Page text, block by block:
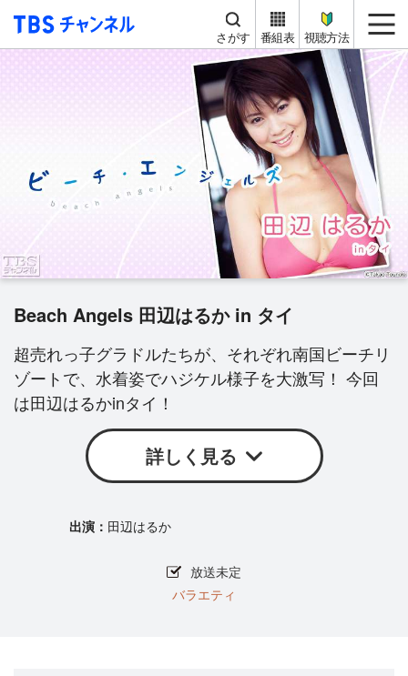
TBS チャンネル
さがす 番組表 視聴方法
Beach Angels 田辺はるか in タイ
超売れっ子グラドルたちが、それぞれ南国ビーチリ
ゾートで、水着姿でハジケル様子を大激写！ 今回
は田辺はるかinタイ！
詳しく見る
田辺はるか
放送未定
バラエティ